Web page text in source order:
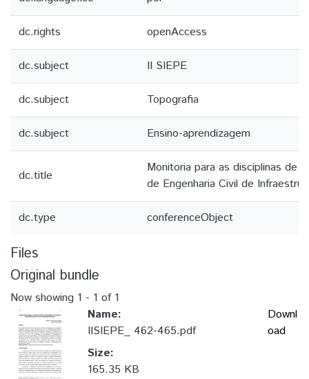
dc.rights openAccess
dc.subject II SIEPE
dc.subject Topografia
dc.subject Ensino-aprendizagem
dc.title
Monitoria para as disciplinas de
de Engenharia Civil de
dc.type conferenceObject
Files
Original bundle
Now showing 1 - 1 of 1
Name:
IISIEPE_ 462-465.pdf
Size:
165.35 KB
Downl
oad